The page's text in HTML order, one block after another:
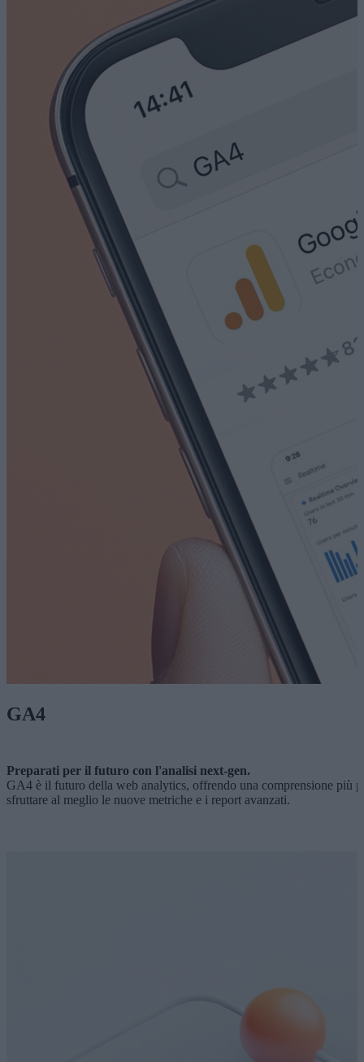
GA4
Preparati per il futuro con l'analisi next-gen.
GA4 è il futuro della web analytics, offrendo una comprensione più
sfruttare al meglio le nuove metriche e i report avanzati.